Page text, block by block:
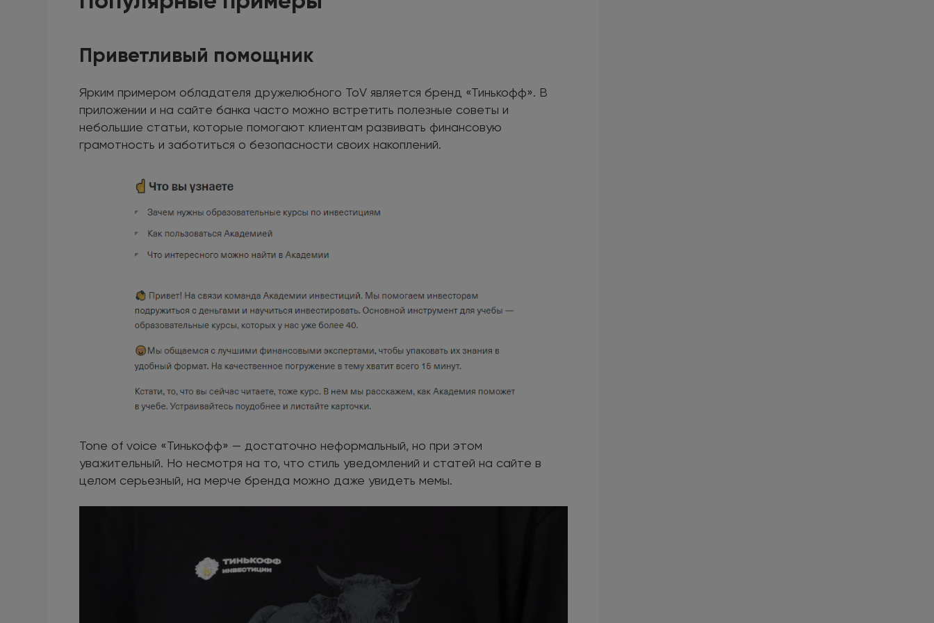
Приветливый помощник
Ярким примером обладателя дружелюбного ToV является бренд «Тинькофф». В
приложении и на сайте банка часто можно встретить полезные советы и
небольшие статьи, которые помогают клиентам развивать финансовую
грамотность и заботиться о безопасности своих накоплений.
Tone of voice «Тинькофф» — достаточно неформальный, но при этом
уважительный. Но несмотря на то, что стиль уведомлений и статей на сайте в
целом серьезный, на мерче бренда можно даже увидеть мемы.